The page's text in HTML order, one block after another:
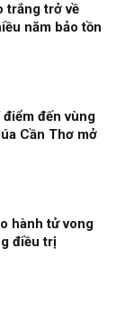
trắng trở về
năm bảo tồn
đến vùng
Cần Thơ mở
hành tử vong
điều trị